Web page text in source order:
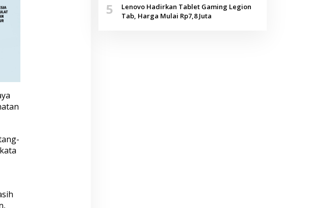
5
Lenovo Hadirkan Tablet Gaming Legion
Tab, Harga Mulai Rp7,8 Juta